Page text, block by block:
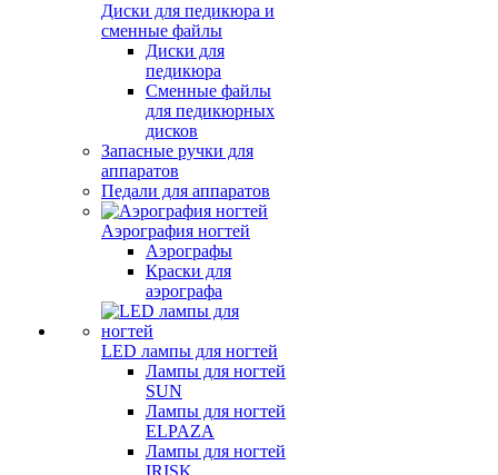
Диски для педикюра и
сменные файлы
Диски для
педикюра
Сменные файлы
для педикюрных
дисков
Запасные ручки для
аппаратов
Педали для аппаратов
Аэрография ногтей
Аэрографы
Краски для
аэрографа
LED лампы для ногтей
Лампы для ногтей
SUN
Лампы для ногтей
ELPAZA
Лампы для ногтей
IRISK